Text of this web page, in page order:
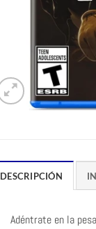
DESCRIPCIÓN
Adéntrate en la